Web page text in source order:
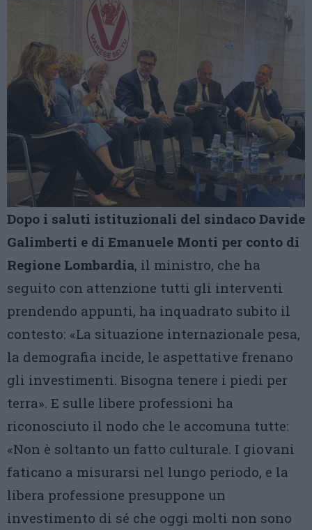
Dopo i saluti istituzionali del sindaco Davide
Galimberti e di Emanuele Monti per conto di
Regione Lombardia, il ministro, che ha
seguito con attenzione tutti gli interventi
prendendo appunti, ha inquadrato subito il
contesto: «La situazione internazionale pesa,
la demografia incide, le aspettative frenano
gli investimenti. Bisogna tenere i piedi per
terra». E sulle libere professioni ha
riconosciuto il nodo che le accomuna tutte:
«Non è soltanto un fatto culturale. I giovani
faticano a misurarsi nel lungo periodo, e la
libera professione presuppone un
investimento di sé che oggi molti non sono